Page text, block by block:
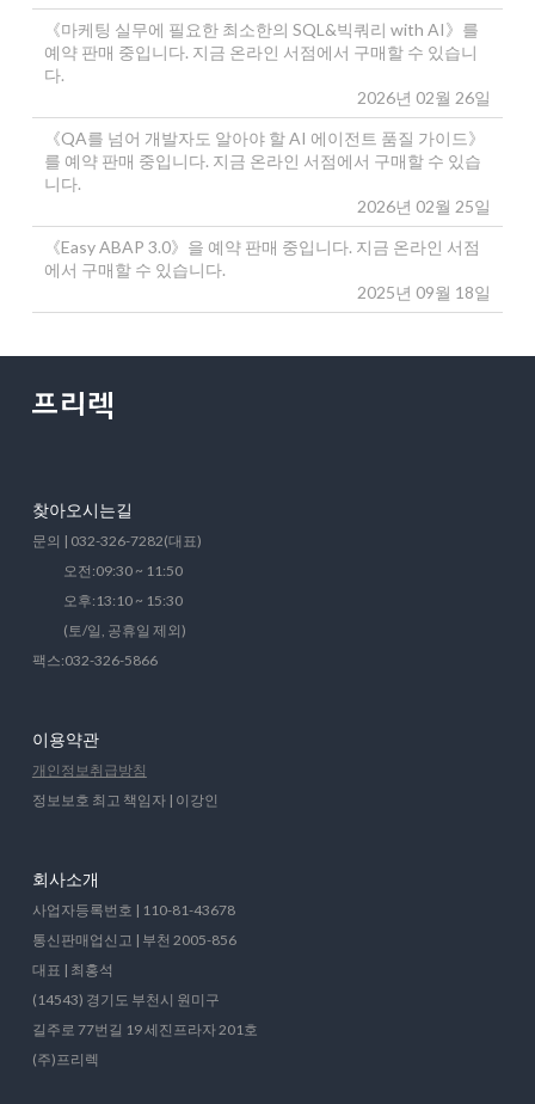
《마케팅 실무에 필요한 최소한의 SQL&빅쿼리 with AI》를
예약 판매 중입니다. 지금 온라인 서점에서 구매할 수 있습니
다.
2026년 02월 26일
《QA를 넘어 개발자도 알아야 할 AI 에이전트 품질 가이드》
를 예약 판매 중입니다. 지금 온라인 서점에서 구매할 수 있습
니다.
2026년 02월 25일
《Easy ABAP 3.0》을 예약 판매 중입니다. 지금 온라인 서점
에서 구매할 수 있습니다.
2025년 09월 18일
찾아오시는길
문의 | 032-326-7282(대표)
오전:09:30 ~ 11:50
오후:13:10 ~ 15:30
(토/일, 공휴일 제외)
팩스:032-326-5866
이용약관
개인정보취급방침
정보보호 최고 책임자 | 이강인
회사소개
사업자등록번호 | 110-81-43678
통신판매업신고 | 부천 2005-856
대표 | 최홍석
(14543) 경기도 부천시 원미구
길주로 77번길 19 세진프라자 201호
(주)프리렉